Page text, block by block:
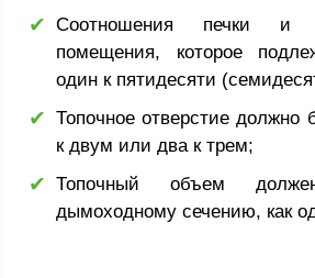
Соотношения печки и
помещения, которое
один к пятидесяти
Топочное отверстие должно
к двум или два к трем;
Топочный объем
дымоходному сечению, как